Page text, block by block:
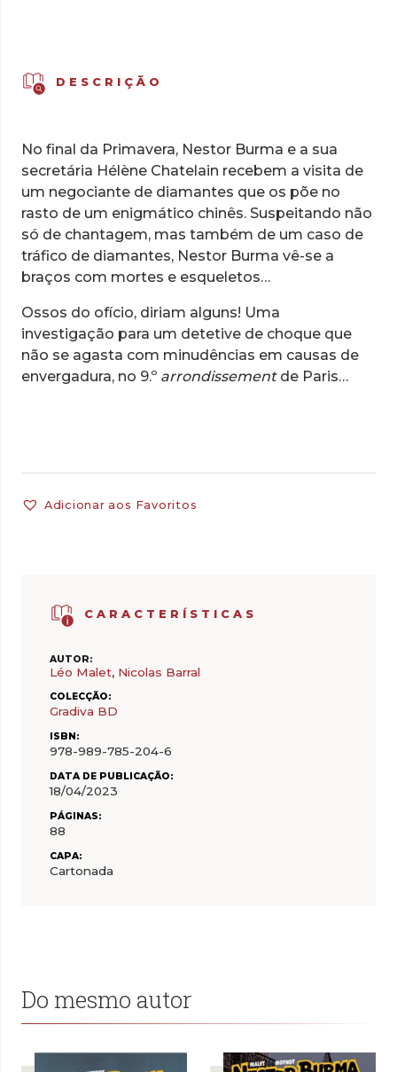
4
CARACTERÍSTICAS
AUTOR:
Léo Malet, Nicolas Barral
COLECÇÃO:
Gradiva BD
ISBN:
978-989-785-204-6
DATA DE PUBLICAÇÃO:
18/04/2023
PÁGINAS:
88
CAPA:
Cartonada
DESCRIÇÃO
No final da Primavera, Nestor Burma e a sua
secretária Hélène Chatelain recebem a visita de
um negociante de diamantes que os põe no
rasto de um enigmático chinês. Suspeitando não
só de chantagem, mas também de um caso de
tráfico de diamantes, Nestor Burma vê-se a
braços com mortes e esqueletos…
Ossos do ofício, diriam alguns! Uma
investigação para um detetive de choque que
não se agasta com minudências em causas de
envergadura, no 9.º arrondissementde Paris…
Adicionar aos Favoritos
Do mesmo autor